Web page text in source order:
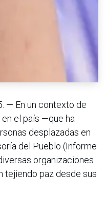
— En un contexto de
el país —que ha
desplazadas en
del Pueblo (Informe
organizaciones
tejiendo paz desde sus